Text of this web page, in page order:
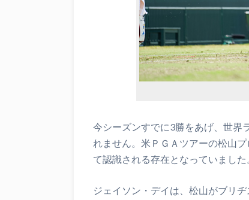
今シーズンすでに3勝をあげ、世界
れません。米ＰＧＡツアーの松山
て認識される存在となっていました
ジェイソン・デイは、松山がブリ